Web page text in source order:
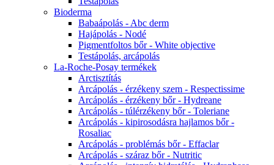
Bioderma
Babaápolás - Abc derm
Hajápolás - Nodé
Pigmentfoltos bőr - White objective
Testápolás, arcápolás
La-Roche-Posay termékek
Arctisztítás
Arcápolás - érzékeny szem - Respectissime
Arcápolás - érzékeny bőr - Hydreane
Arcápolás - túlérzékeny bőr - Toleriane
Arcápolás - kipirosodásra hajlamos bőr -
Rosaliac
Arcápolás - problémás bőr - Effaclar
Arcápolás - száraz bőr - Nutritic